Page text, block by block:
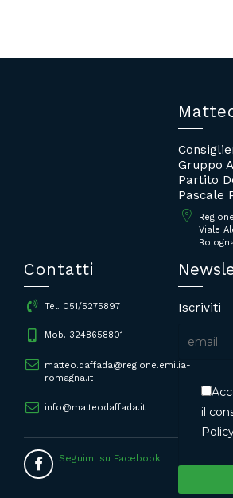
Gruppo
Partito
Pascale
Viale
Contatti
Tel. 051/5275897
Mob. 3248658801
matteo.daffada@regione.emilia-
romagna.it
info@matteodaffada.it
Seguimi su Facebook
Iscriviti
il